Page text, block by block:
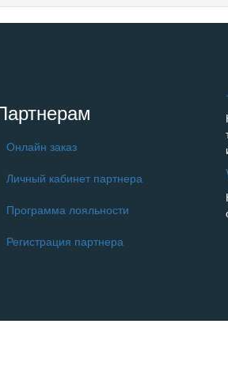
Онлайн заказ
Личный кабинет партнера
Программа лояльности
Регистрация партнера